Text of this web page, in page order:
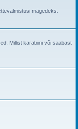
mägedeks.
Millist karabiini või saabast